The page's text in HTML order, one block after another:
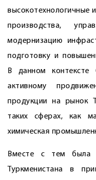
высокотехнологичные
производства,
модернизацию
подготовку и
В данном контексте
активному
продукции на рынок
таких сферах, как
химическая
Вместе с тем была
Туркменистана в